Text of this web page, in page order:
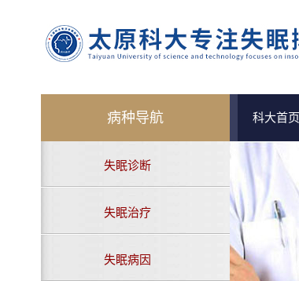
病种导航
失眠诊断
失眠治疗
失眠病因
科大首页